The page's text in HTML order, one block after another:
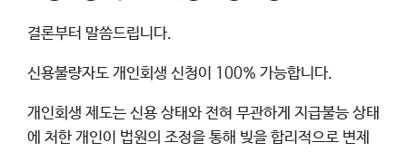
결론부터 말씀드립니다.
신용불량자도 개인회생 신청이 100% 가능합니다.
개인회생 제도는 신용 상태와 전혀 무관하게 지급불능 상태
에 처한 개인이 법원의 조정을 통해 빚을 합리적으로 변제